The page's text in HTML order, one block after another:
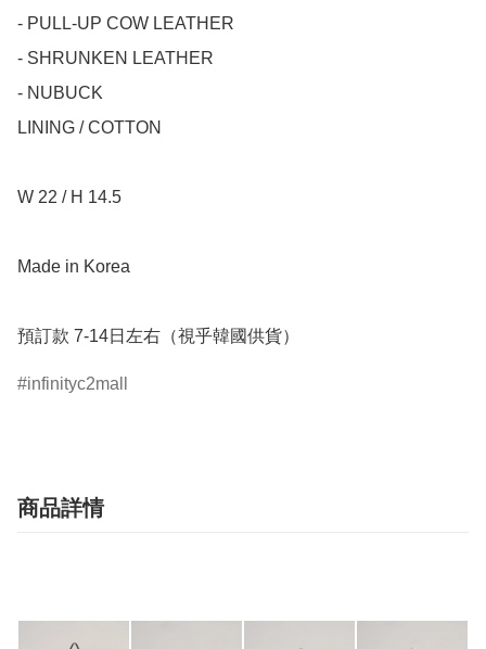
- PULL-UP COW LEATHER
- SHRUNKEN LEATHER
- NUBUCK
LINING / COTTON
W 22 / H 14.5
Made in Korea
預訂款 7-14日左右（視乎韓國供貨）
infinityc2mall
商品詳情